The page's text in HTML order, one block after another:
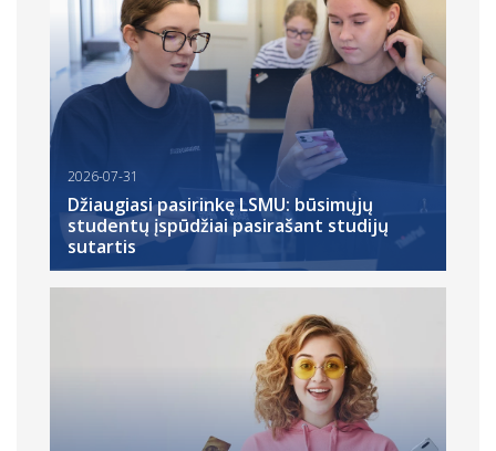
2026-07-31
Džiaugiasi pasirinkę LSMU: būsimųjų
studentų įspūdžiai pasirašant studijų
sutartis